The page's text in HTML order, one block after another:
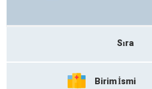
Sıra
Birim İsmi